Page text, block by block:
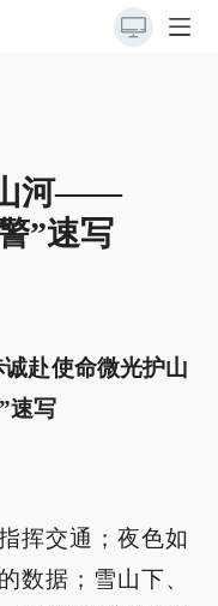
山河——
”速写
诚赴使命微光护山
速写
挥交通；夜色如
数据；雪山下、